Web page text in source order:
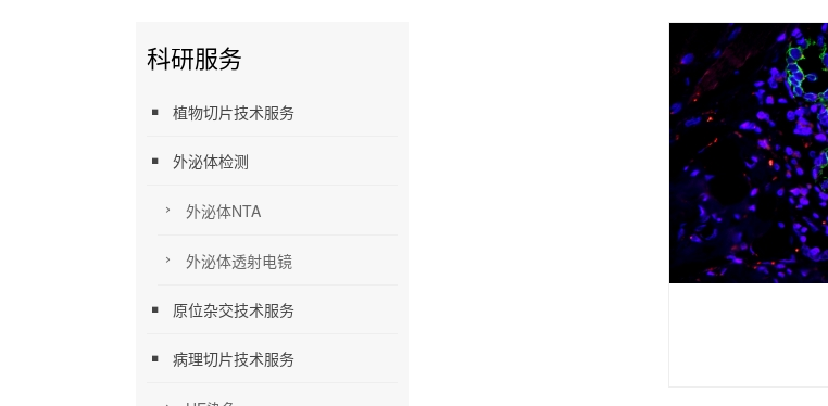
科研服务
植物切片技术服务
外泌体检测
外泌体NTA
外泌体透射电镜
原位杂交技术服务
病理切片技术服务